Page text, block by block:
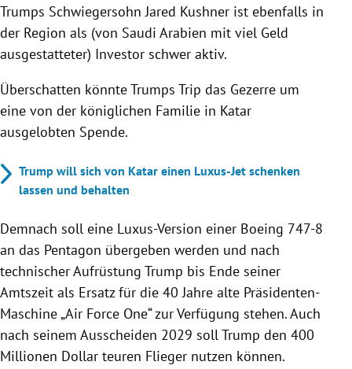
Trumps Schwiegersohn Jared Kushner ist ebenfalls in
der Region als (von Saudi Arabien mit viel Geld
ausgestatteter) Investor schwer aktiv.
Überschatten könnte Trumps Trip das Gezerre um
eine von der königlichen Familie in Katar
ausgelobten Spende.
Trump will sich von Katar einen Luxus-Jet schenken
lassen und behalten
Demnach soll eine Luxus-Version einer Boeing 747-8
an das Pentagon übergeben werden und nach
technischer Aufrüstung Trump bis Ende seiner
Amtszeit als Ersatz für die 40 Jahre alte Präsidenten-
Maschine „Air Force One“ zur Verfügung stehen. Auch
nach seinem Ausscheiden 2029 soll Trump den 400
Millionen Dollar teuren Flieger nutzen können.